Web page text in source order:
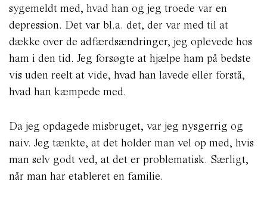
sygemeldt med, hvad han og jeg troede var en
depression. Det var bl.a. det, der var med til at
dække over de adfærdsændringer, jeg oplevede hos
ham i den tid. Jeg forsøgte at hjælpe ham på bedste
vis uden reelt at vide, hvad han lavede eller forstå,
hvad han kæmpede med.
Da jeg opdagede misbruget, var jeg nysgerrig og
naiv. Jeg tænkte, at det holder man vel op med, hvis
man selv godt ved, at det er problematisk. Særligt,
når man har etableret en familie.